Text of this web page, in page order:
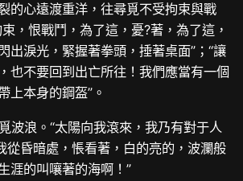
的心遠渡重洋，往尋覓不受拘束與戰
，恨戰鬥，為了這，憂?著，為了這，
出淚光，緊握著拳頭，捶著桌面”；“讓
也不要回到出亡所往！我們應當有一個
上本身的鋼盔”。
波浪。“太陽向我滾來，我乃有對于人
從昏暗處，悵看著，白的亮的，波瀾般
涯的叫嚷著的海啊！”